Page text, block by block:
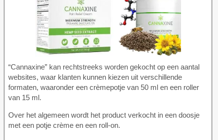
“Cannaxine” kan rechtstreeks worden gekocht op een aantal
websites, waar klanten kunnen kiezen uit verschillende
formaten, waaronder een crèmepotje van 50 ml en een roller
van 15 ml.
Over het algemeen wordt het product verkocht in een doosje
met een potje crème en een roll-on.